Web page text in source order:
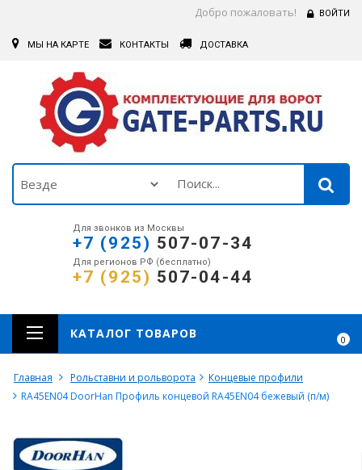
Добро пожаловать! ВОЙТИ
МЫ НА КАРТЕ КОНТАКТЫ ДОСТАВКА
Для звонков из Москвы
+7 (925) 507-07-34
Для регионов РФ (бесплатно)
+7 (925) 507-04-44
0
КАТАЛОГ ТОВАРОВ
Главная Рольставни и рольворота
Концевые профили
RA45EN04 DoorHan Профиль концевой RA45EN04 бежевый (п/м)